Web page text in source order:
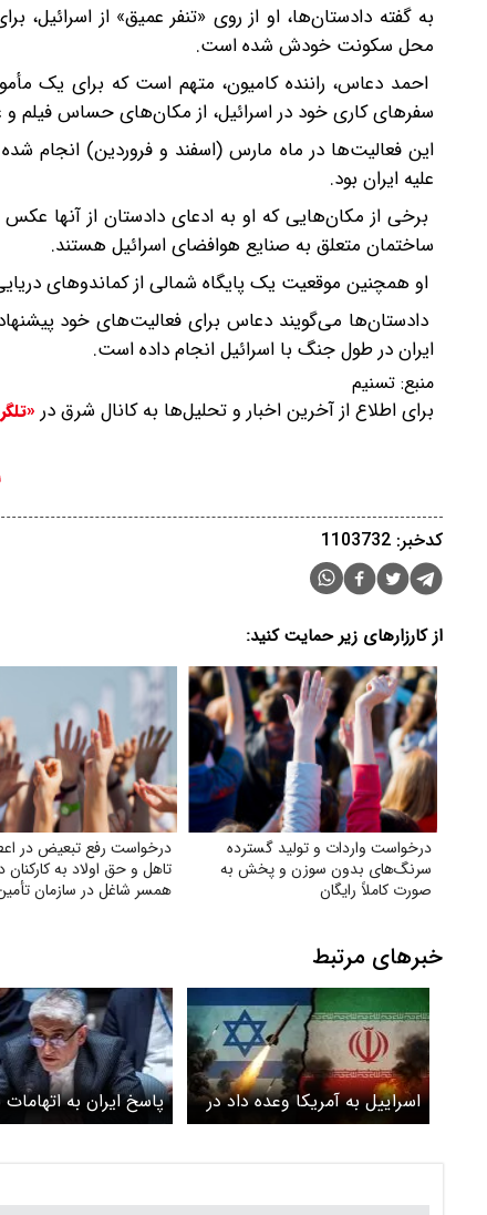
به گفته دادستان‌ها، او از روی «تنفر عمیق» از
محل سکونت خودش شده است.
احمد دعاس، راننده کامیون، متهم است که برای یک
سفرهای کاری خود در اسرائیل، از مکان‌های حساس فیلم
این فعالیت‌ها در ماه مارس (اسفند و فروردین) انجام
علیه ایران بود.
برخی از مکان‌هایی که او به ادعای دادستان از آنها
ساختمان متعلق به صنایع هوافضای اسرائیل هستند.
او همچنین موقعیت یک پایگاه شمالی از کماندوهای
دادستان‌ها می‌گویند دعاس برای فعالیت‌های خود
ایران در طول جنگ با اسرائیل انجام داده است.
منبع: تسنیم
برای اطلاع از آخرین اخبار و تحلیل‌ها به کانال شرق در
کدخبر: 1103732
از کارزارهای زیر حمایت کنید:
درخواست واردات و تولید گسترده
سرنگ‌های بدون سوزن و پخش به
صورت کاملاً رایگان
درخواست رفع تبعیض در
تاهل و حق اولاد به کارکنان
همسر شاغل در سازمان
خبرهای مرتبط
اسراییل به آمریکا وعده داد در
۲۴ ساعت تمام زیرساختهای
پاسخ ایران به اتهامات
اسرائیل در سازمان ملل